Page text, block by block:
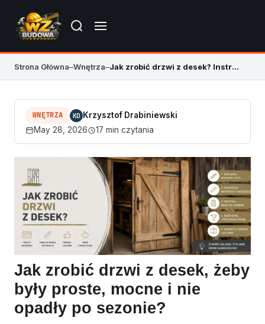
Strona Główna–Wnętrza– Jak zrobić drzwi z desek? Instrukcja krok po kroku
WNĘTRZA KD Krzysztof Drabiniewski
May 28, 2026
17 min czytania
Jak zrobić drzwi z desek, żeby
były proste, mocne i nie
opadły po sezonie?